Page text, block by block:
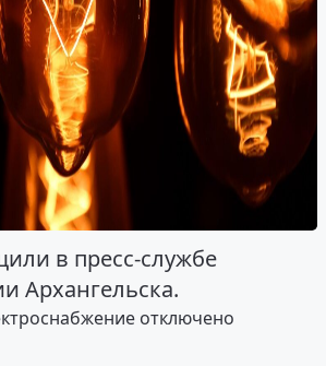
в пресс-службе
Архангельска.
отключено